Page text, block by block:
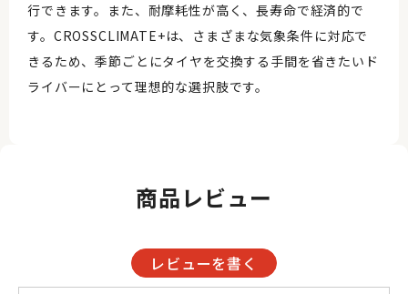
行できます。また、耐摩耗性が高く、長寿命で経済的で
す。CROSSCLIMATE+は、さまざまな気象条件に対応で
きるため、季節ごとにタイヤを交換する手間を省きたいド
ライバーにとって理想的な選択肢です。
商品レビュー
レビューを書く